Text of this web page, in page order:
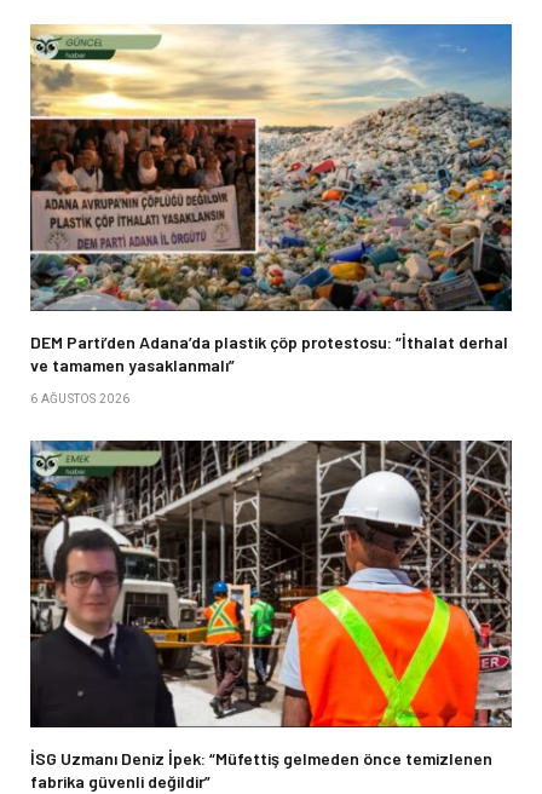
DEM Parti’den Adana’da plastik çöp protestosu: “İthalat derhal
ve tamamen yasaklanmalı”
6 AĞUSTOS 2026
İSG Uzmanı Deniz İpek: “Müfettiş gelmeden önce temizlenen
fabrika güvenli değildir”